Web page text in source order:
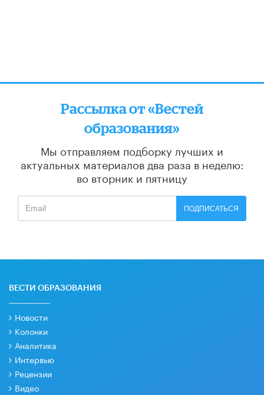
Рассылка от «Вестей
образования»
Мы отправляем подборку лучших и
актуальных материалов два раза в неделю:
во вторник и пятницу
ПОДПИСАТЬСЯ
ВЕСТИ ОБРАЗОВАНИЯ
Новости
Колонки
Аналитика
Интервью
Рецензии
Видео